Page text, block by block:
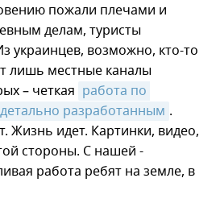
пожали плечами и
делам, туристы
украинцев, возможно, кто-то
лишь местные каналы
– четкая работа по
разработанным .
Жизнь идет. Картинки, видео,
стороны. С нашей -
работа ребят на земле, в